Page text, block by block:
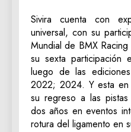
Sivira cuenta con
universal, con su
Mundial de BMX
su sexta participación
luego de las
2022; 2024. Y esta en
su regreso a las
dos años en eventos
rotura del ligamento en